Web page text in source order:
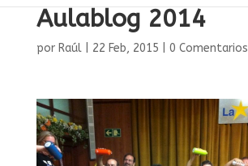
Aulablog 2014
por Raúl| 22 Feb, 2015 0 Comentarios